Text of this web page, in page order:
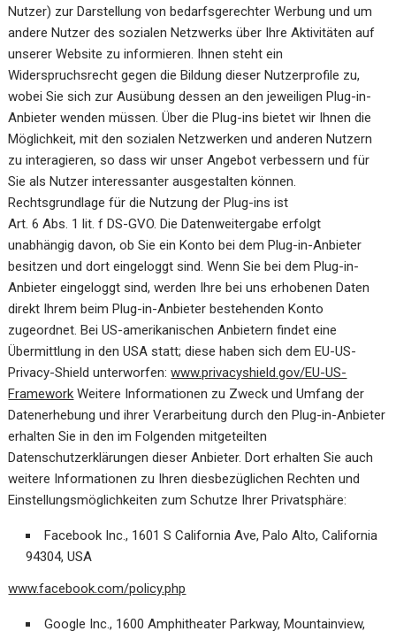
Nutzer) zur Darstellung von bedarfsgerechter Werbung und um
andere Nutzer des sozialen Netzwerks über Ihre Aktivitäten auf
unserer Website zu informieren. Ihnen steht ein
Widerspruchsrecht gegen die Bildung dieser Nutzerprofile zu,
wobei Sie sich zur Ausübung dessen an den jeweiligen Plug-in-
Anbieter wenden müssen. Über die Plug-ins bietet wir Ihnen die
Möglichkeit, mit den sozialen Netzwerken und anderen Nutzern
zu interagieren, so dass wir unser Angebot verbessern und für
Sie als Nutzer interessanter ausgestalten können.
Rechtsgrundlage für die Nutzung der Plug-ins ist
Art. 6 Abs. 1 lit. f DS-GVO. Die Datenweitergabe erfolgt
unabhängig davon, ob Sie ein Konto bei dem Plug-in-Anbieter
besitzen und dort eingeloggt sind. Wenn Sie bei dem Plug-in-
Anbieter eingeloggt sind, werden Ihre bei uns erhobenen Daten
direkt Ihrem beim Plug-in-Anbieter bestehenden Konto
zugeordnet. Bei US-amerikanischen Anbietern findet eine
Übermittlung in den USA statt; diese haben sich dem EU-US-
Privacy-Shield unterworfen:www.privacyshield.gov/EU-US-
Framework Weitere Informationen zu Zweck und Umfang der
Datenerhebung und ihrer Verarbeitung durch den Plug-in-Anbieter
erhalten Sie in den im Folgenden mitgeteilten
Datenschutzerklärungen dieser Anbieter. Dort erhalten Sie auch
weitere Informationen zu Ihren diesbezüglichen Rechten und
Einstellungsmöglichkeiten zum Schutze Ihrer Privatsphäre:
Facebook Inc., 1601 S California Ave, Palo Alto, California
94304, USA
www.facebook.com/policy.php
Google Inc., 1600 Amphitheater Parkway, Mountainview,